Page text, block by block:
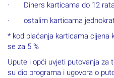
· Diners karticama do 12 rata
· ostalim karticama
* kod plaćanja karticama cijena
se za 5 %
Upute i opći uvjeti putovanja
su dio programa i ugovora o